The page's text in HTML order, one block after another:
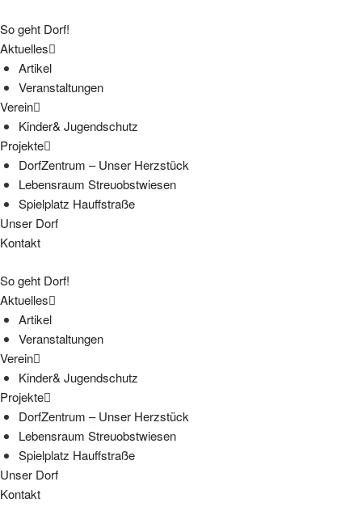
So geht Dorf!
Aktuelles
Artikel
Veranstaltungen
Verein
Kinder& Jugendschutz
Projekte
DorfZentrum – Unser Herzstück
Lebensraum Streuobstwiesen
Spielplatz Hauffstraße
Unser Dorf
Kontakt
So geht Dorf!
Aktuelles
Artikel
Veranstaltungen
Verein
Kinder& Jugendschutz
Projekte
DorfZentrum – Unser Herzstück
Lebensraum Streuobstwiesen
Spielplatz Hauffstraße
Unser Dorf
Kontakt